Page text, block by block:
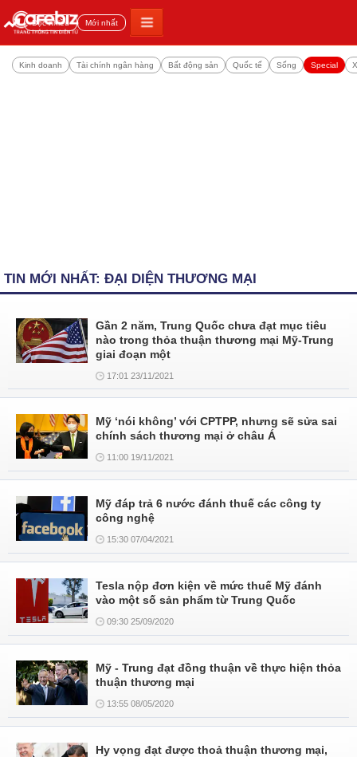
Đọc nhiều Mới nhất
Kinh doanh Tài chính ngân hàng Bất động sản Quốc tế Sống Special
TIN MỚI NHẤT: ĐẠI DIỆN THƯƠNG MẠI
Gần 2 năm, Trung Quốc chưa đạt mục tiêu
nào trong thỏa thuận thương mại Mỹ-Trung
giai đoạn một
17:01 23/11/2021
Mỹ ‘nói không’ với CPTPP, nhưng sẽ sửa sai
chính sách thương mại ở châu Á
11:00 19/11/2021
Mỹ đáp trả 6 nước đánh thuế các công ty
công nghệ
15:30 07/04/2021
Tesla nộp đơn kiện về mức thuế Mỹ đánh
vào một số sản phẩm từ Trung Quốc ​
09:30 25/09/2020
Mỹ - Trung đạt đồng thuận về thực hiện thỏa
thuận thương mại
13:55 08/05/2020
Hy vọng đạt được thoả thuận thương mại,